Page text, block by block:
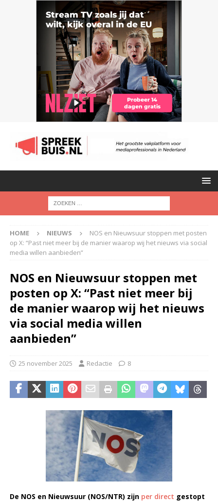
HOME NIEUWS
NOS en Nieuwsuur stoppen met posten
op X: “Past niet meer bij de manier waarop wij het nieuws via social
media willen aanbieden”
NOS en Nieuwsuur stoppen met
posten op X: “Past niet meer bij
de manier waarop wij het nieuws
via social media willen
aanbieden”
25 november 2025 Redactie 8
De NOS en Nieuwsuur (NOS/NTR) zijn per direct gestopt